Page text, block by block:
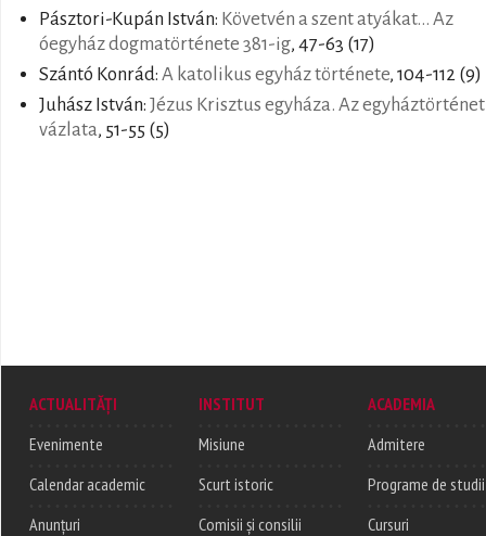
Pásztori-Kupán István: Követvén a szent atyákat... Az
óegyház dogmatörténete 381-ig, 47-63 (17)
Szántó Konrád: A katolikus egyház története, 104-112 (9)
Juhász István: Jézus Krisztus egyháza. Az egyháztörténet
vázlata, 51-55 (5)
ACTUALITĂȚI
Evenimente
Calendar academic
Anunțuri
INSTITUT
Misiune
Scurt istoric
Comisii și consilii
ACADEMIA
Admitere
Programe de studii
Cursuri